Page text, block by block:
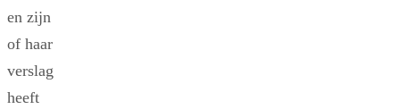
en zijn
of haar
verslag
heeft